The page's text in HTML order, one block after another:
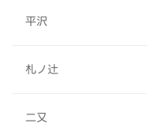
平沢
札ノ辻
二又